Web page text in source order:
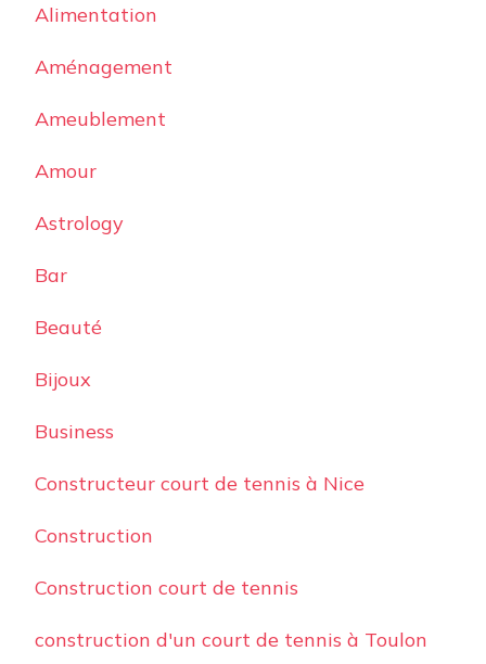
Alimentation
Aménagement
Ameublement
Amour
Astrology
Bar
Beauté
Bijoux
Business
Constructeur court de tennis à Nice
Construction
Construction court de tennis
construction d'un court de tennis à Toulon